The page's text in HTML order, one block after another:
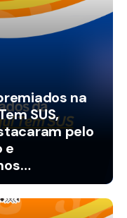
na
SUS,
pelo
e